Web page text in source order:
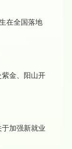
在全国落地
紫金、阳山开
于加强新就业